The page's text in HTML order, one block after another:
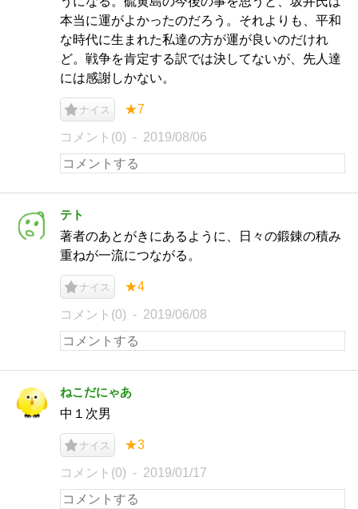
本当に運がよかったのだろう。それよりも、平和
な時代に生まれた私達の方が運が良いのだけれ
ど。戦争を肯定する訳では決してないが、先人達
には感謝しかない。
ナイス ★7
コメント(0) 2019/08/06
テト
著者のあとがきにあるように、日々の鍛錬の積み
重ねが一流につながる。
ナイス ★4
コメント(0) 2019/06/08
ねこだにゃあ
中１次男
ナイス ★3
コメント(0) 2019/01/17